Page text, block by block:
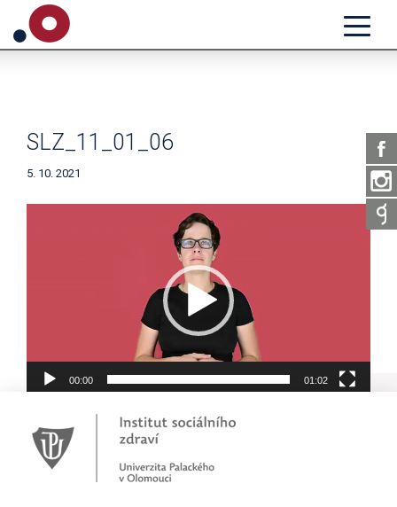
SLZ_11_01_06
5. 10. 2021
00:00 01:02
Novinky
Přihlašte se na první online workshop na téma stárnoucí